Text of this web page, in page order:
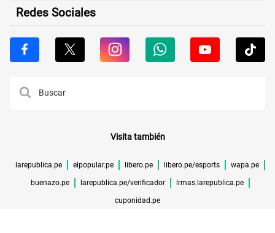
Redes Sociales
Visita también
larepublica.pe elpopular.pe libero.pe libero.pe/esports wapa.pe
buenazo.pe larepublica.pe/verificador lrmas.larepublica.pe
cuponidad.pe